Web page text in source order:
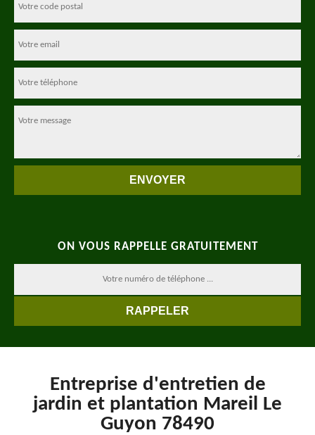
ON VOUS RAPPELLE GRATUITEMENT
Entreprise d'entretien de
jardin et plantation Mareil Le
Guyon 78490